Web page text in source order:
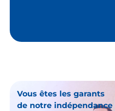
Vous êtes les garants
de notre indépendance